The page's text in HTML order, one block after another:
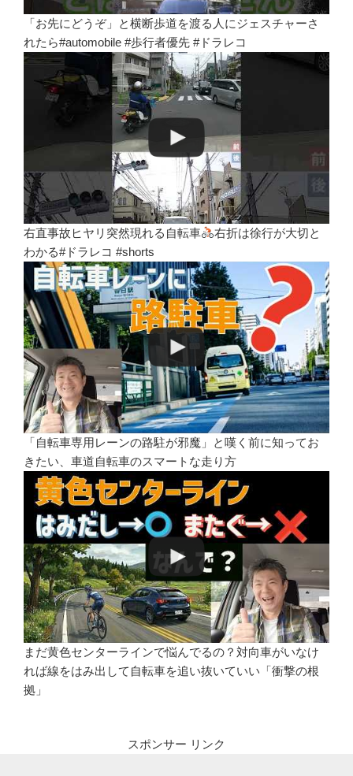
「お先にどうぞ」と横断歩道を渡る人にジェスチャーさ
れたら#automobile #歩行者優先 #ドラレコ
右直事故ヒヤリ突然現れる自転車
右折は徐行が大切と
わかる#ドラレコ #shorts
「自転車専用レーンの路駐が邪魔」と嘆く前に知ってお
きたい、車道自転車のスマートな走り方
まだ黄色センターラインで悩んでるの？対向車がいなけ
れば線をはみ出して自転車を追い抜いていい「衝撃の根
拠」
スポンサー リンク